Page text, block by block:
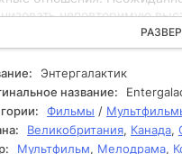
неповторимую
в его карьере. Это
и между ними
В процессе
связанными с его
Он пытается
общество и
его на этом пути,
Энтергалактик
название:
Фильмы /
Великобритания, Канада,
Мультфильм, Мелодрама,